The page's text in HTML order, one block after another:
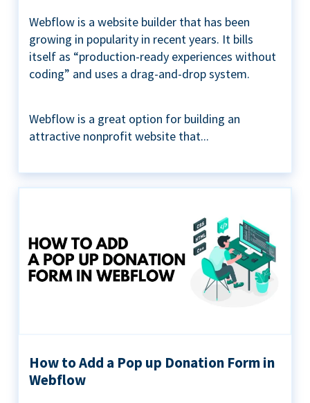
Webflow is a website builder that has been
growing in popularity in recent years. It bills
itself as “production-ready experiences without
coding” and uses a drag-and-drop system.
Webflow is a great option for building an
attractive nonprofit website that...
How to Add a Pop up Donation Form in
Webflow